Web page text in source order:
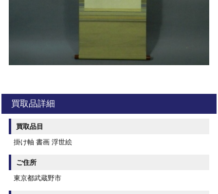
買取品詳細
買取品目
掛け軸 書画 浮世絵
ご住所
東京都武蔵野市